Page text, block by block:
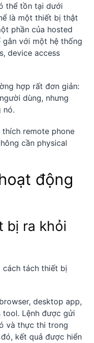
thể tồn tại dưới
là một thiết bị thật
phần của hosted
với một hệ thống
device access
hợp rất đơn giản:
dùng, nhưng
nó.
remote phone
cần physical
động
bị ra khỏi
cách tách thiết bị
desktop app,
tool. Lệnh được gửi
và thực thi trong
kết quả được hiển